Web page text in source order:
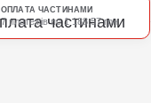
ОПЛАТА ЧАСТИНАМИ
7 платежів по 1 188.57 грн